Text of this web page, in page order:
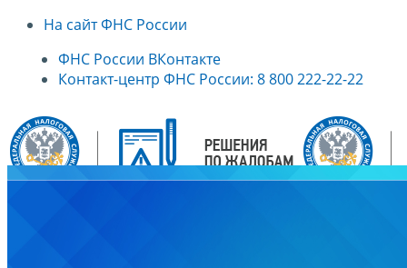
На сайт ФНС России
ФНС России ВКонтакте
Контакт-центр ФНС России: 8 800 222-22-22